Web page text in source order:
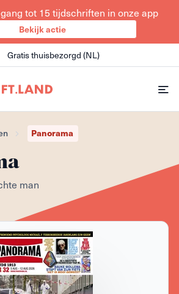
tot 15 tijdschriften in onze app
Bekijk actie
Gratis thuisbezorgd (NL)
Panorama
man